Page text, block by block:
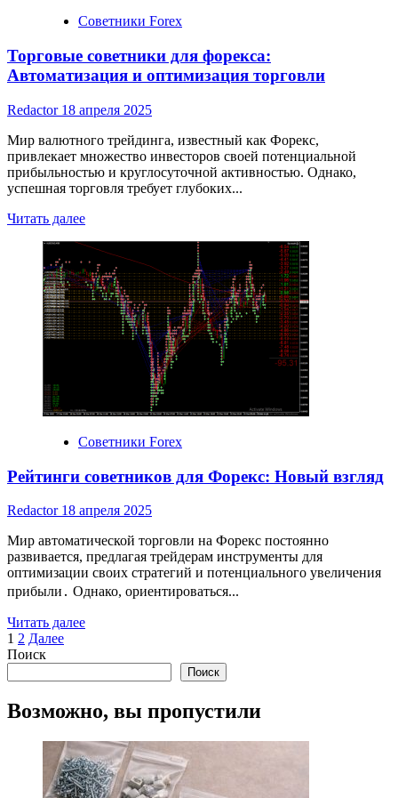
Советники Forex
Торговые советники для форекса:
Автоматизация и оптимизация торговли
Redactor 18 апреля 2025
Мир валютного трейдинга, известный как Форекс,
привлекает множество инвесторов своей потенциальной
прибыльностью и круглосуточной активностью. Однако,
успешная торговля требует глубоких...
Читать далееRead
about
Торговые
советники
для
форекса:
Автоматизация
оптимизация
Советники Forex
Рейтинги советников для Форекс: Новый взгляд
Redactor 18 апреля 2025
Мир автоматической торговли на Форекс постоянно
развивается, предлагая трейдерам инструменты для
оптимизации своих стратегий и потенциального увеличения
прибыли․ Однако, ориентироваться...
Читать далееRead
советников
Форекс:
взгляд
Пагинация
записей
1 2 Далее
Поиск
Поиск
Возможно, вы пропустили